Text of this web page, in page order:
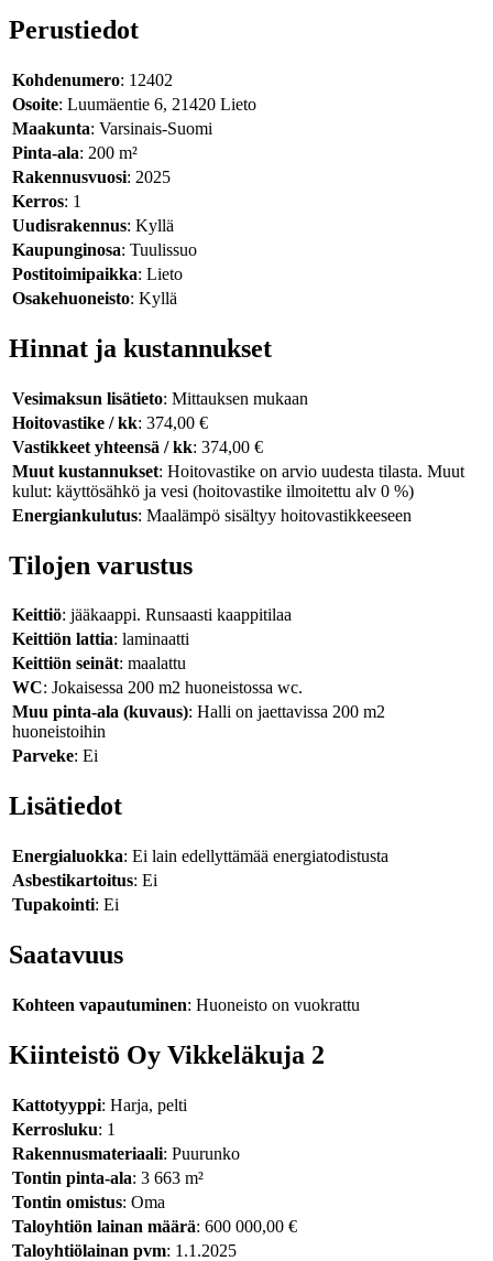
Perustiedot
Kohdenumero: 12402
Osoite: Luumäentie 6, 21420 Lieto
Maakunta: Varsinais-Suomi
Pinta-ala: 200 m²
Rakennusvuosi: 2025
Kerros: 1
Uudisrakennus: Kyllä
Kaupunginosa: Tuulissuo
Postitoimipaikka: Lieto
Osakehuoneisto: Kyllä
Hinnat ja kustannukset
Vesimaksun lisätieto: Mittauksen mukaan
Hoitovastike / kk: 374,00 €
Vastikkeet yhteensä / kk: 374,00 €
Muut kustannukset: Hoitovastike on arvio uudesta tilasta. Muut
kulut: käyttösähkö ja vesi (hoitovastike ilmoitettu alv 0 %)
Energiankulutus: Maalämpö sisältyy hoitovastikkeeseen
Tilojen varustus
Keittiö: jääkaappi. Runsaasti kaappitilaa
Keittiön lattia: laminaatti
Keittiön seinät: maalattu
WC: Jokaisessa 200 m2 huoneistossa wc.
Muu pinta-ala (kuvaus): Halli on jaettavissa 200 m2
huoneistoihin
Parveke: Ei
Lisätiedot
Energialuokka: Ei lain edellyttämää energiatodistusta
Asbestikartoitus: Ei
Tupakointi: Ei
Saatavuus
Kohteen vapautuminen: Huoneisto on vuokrattu
Kiinteistö Oy Vikkeläkuja 2
Kattotyyppi: Harja, pelti
Kerrosluku: 1
Rakennusmateriaali: Puurunko
Tontin pinta-ala: 3 663 m²
Tontin omistus: Oma
Taloyhtiön lainan määrä: 600 000,00 €
Taloyhtiölainan pvm: 1.1.2025